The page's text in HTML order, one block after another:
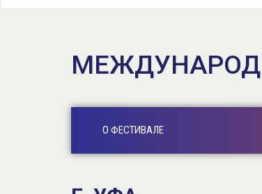
О ФЕСТИВАЛЕ